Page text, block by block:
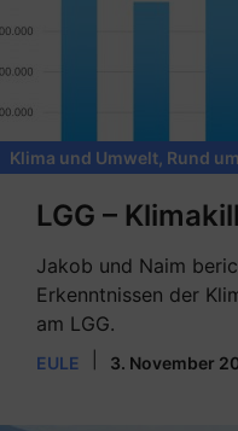
Klima und Umwelt Rund
LGG –
Jakob und Naim
Erkenntnissen der
am LGG.
EULE 3. November